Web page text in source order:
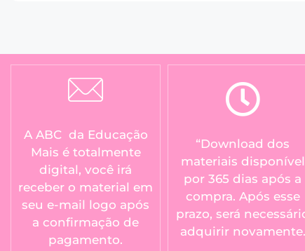
A ABC da Educação
Mais é totalmente
digital, você irá
receber o material em
seu e-mail logo após
a confirmação de
pagamento.
“Download dos
materiais disponível
por 365 dias após a
compra. Após esse
prazo, será
adquirir novamente.